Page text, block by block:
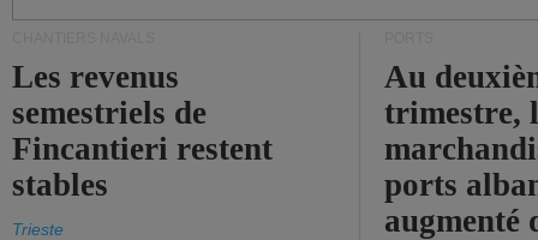
Les revenus
semestriels de
Fincantieri restent
stables
Trieste
Au
trimestre,
ports
augmenté